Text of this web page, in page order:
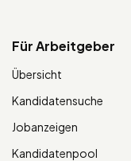
Für Arbeitgeber
Übersicht
Kandidatensuche
Jobanzeigen
Kandidatenpool